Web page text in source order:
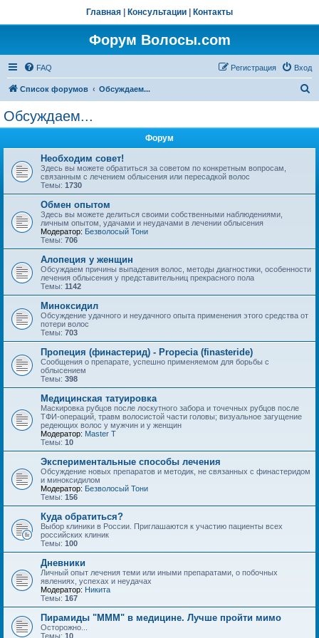
Главная Консультации Контакты
Форум Волосы.com
FAQ Вход
Регистрация
Список форумов Обсуждаем...
Обсуждаем...
Форум
Необходим совет!
Здесь вы можете обратиться за советом по конкретным вопросам,
связанным с лечением облысения или пересадкой волос
Темы: 1730
Обмен опытом
Здесь вы можете делиться своими собственными наблюдениями,
личным опытом, удачами и неудачами в лечении облысения
Модератор: Безволосый Тони
Темы: 706
Алопеция у женщин
Обсуждаем причины выпадения волос, методы диагностики, особенности
лечения облысения у представительниц прекрасного пола
Темы: 1142
Миноксидил
Обсуждение удачного и неудачного опыта применения этого средства от
потери волос
Темы: 703
Пропеция (финастерид) - Propecia (finasteride)
Сообщения о препарате, успешно применяемом для борьбы с
облысением
Темы: 398
Медицинская татуировка
Маскировка рубцов после лоскутного забора и точечных рубцов после
ТФИ-операций, травм волосистой части головы; визуальное загущение
редеющих волос у мужчин и у женщин
Модератор: Master T
Темы: 10
Экспериментальные способы лечения
Обсуждение новых препаратов и методик, не связанных с финастеридом
и миноксидилом
Модератор: Безволосый Тони
Темы: 156
Куда обратиться?
Выбор клиники в России. Приглашаются к участию пациенты всех
российских клиник
Темы: 100
Дневники
Личный опыт лечения теми или иными препаратами, о побочных
явлениях, успехах и неудачах
Модератор: Hикита
Темы: 167
Пирамиды "МММ" в медицине. Лучше пройти мимо
Осторожно...
Темы: 10